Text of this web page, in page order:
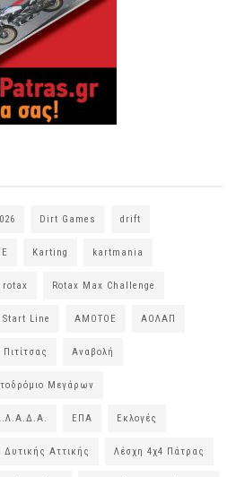
Dirt Games drift
Karting kartmania
rotax Rotax Max Challenge
Start Line ΑΜΟΤΟΕ ΑΟΛΑΠ
Αναβολή
Μεγάρων
ΕΠΑ Εκλογές
Δυτικής Αττικής Λέσχη 4χ4 Πάτρας